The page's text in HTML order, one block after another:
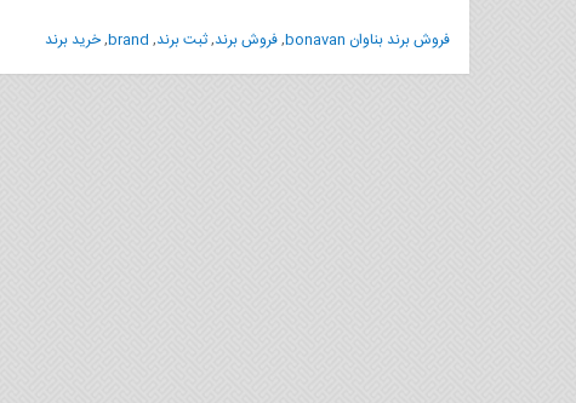
فروش برند بناوان bonavan ,فروش برند,ثبت برند,
brand
,خرید برند